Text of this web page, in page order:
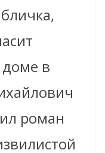
в
роман